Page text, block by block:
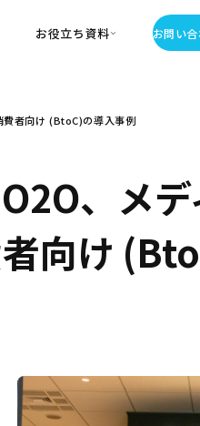
お役立ち資料
・お役立ち資料
お問い
費者向け (BtoC)の導入事例
、メデ
向け